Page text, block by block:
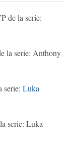
de la serie:
la serie: Anthony
serie: Luka
serie: Luka